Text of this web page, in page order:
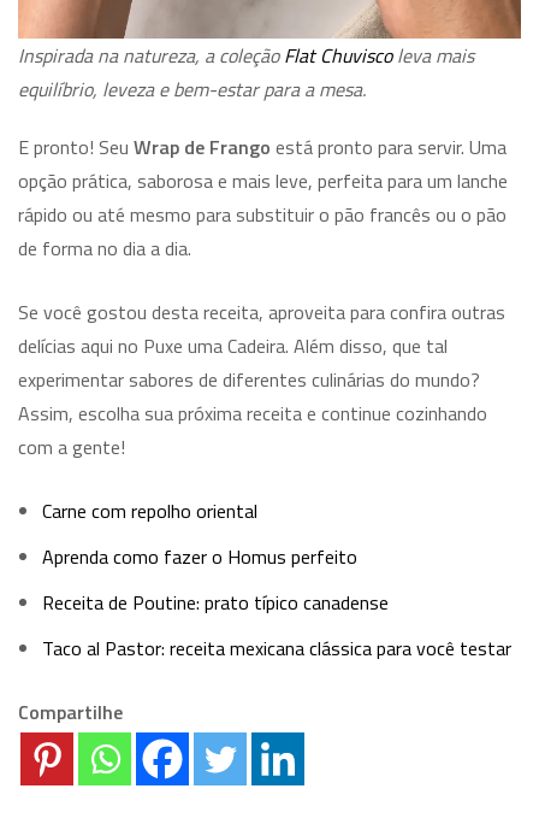
Inspirada na natureza, a coleçãoFlat Chuviscoleva mais
equilíbrio, leveza e bem-estar para a mesa.
E pronto! Seu Wrap de Frango está pronto para servir. Uma
opção prática, saborosa e mais leve, perfeita para um lanche
rápido ou até mesmo para substituir o pão francês ou o pão
de forma no dia a dia.
Se você gostou desta receita, aproveita para confira outras
delícias aqui no Puxe uma Cadeira. Além disso, que tal
experimentar sabores de diferentes culinárias do mundo?
Assim, escolha sua próxima receita e continue cozinhando
com a gente!
Carne com repolho oriental
Aprenda como fazer o Homus perfeito
Receita de Poutine: prato típico canadense
Taco al Pastor: receita mexicana clássica para você testar
Compartilhe